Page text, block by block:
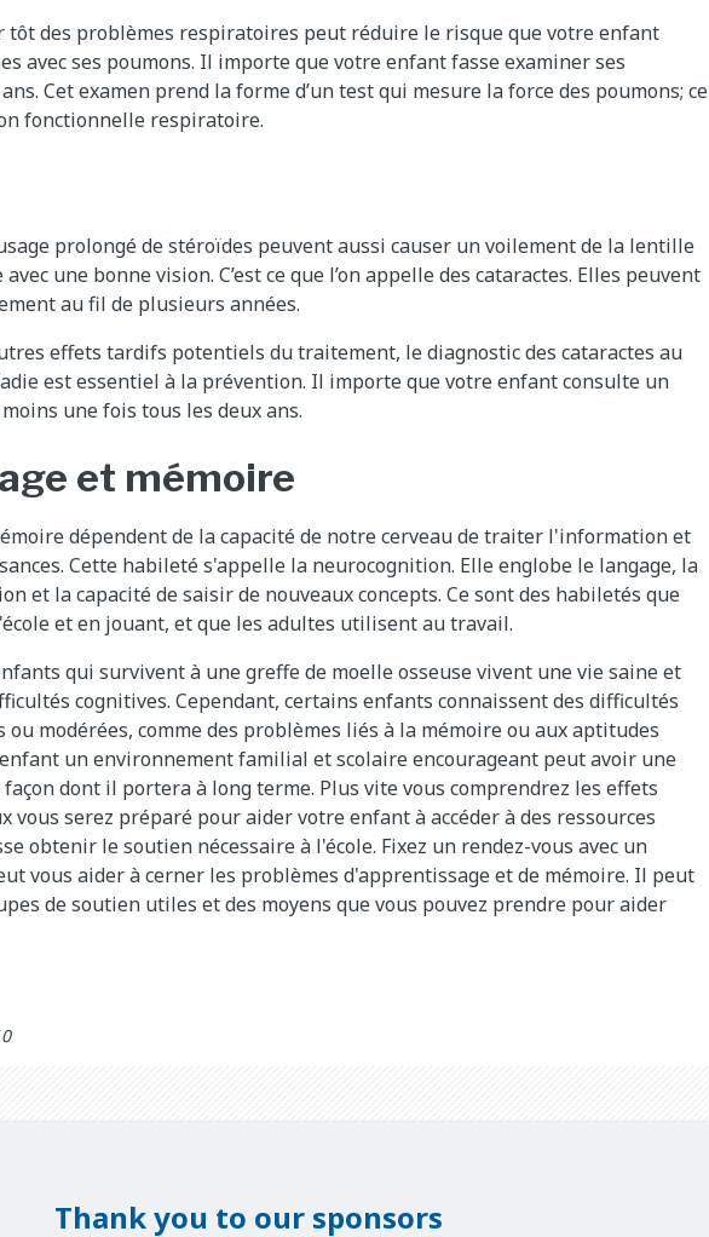
tôt des problèmes respiratoires peut réduire le risque que votre enfant
avec ses poumons. Il importe que votre enfant fasse examiner ses
Cet examen prend la forme d’un test qui mesure la force des poumons; ce
fonctionnelle respiratoire.
prolongé de stéroïdes peuvent aussi causer un voilement de la lentille
une bonne vision. C’est ce que l’on appelle des cataractes. Elles peuvent
au fil de plusieurs années.
effets tardifs potentiels du traitement, le diagnostic des cataractes au
est essentiel à la prévention. Il importe que votre enfant consulte un
une fois tous les deux ans.
et mémoire
dépendent de la capacité de notre cerveau de traiter l'information et
Cette habileté s'appelle la neurocognition. Elle englobe le langage, la
et la capacité de saisir de nouveaux concepts. Ce sont des habiletés que
et en jouant, et que les adultes utilisent au travail.
qui survivent à une greffe de moelle osseuse vivent une vie saine et
cognitives. Cependant, certains enfants connaissent des difficultés
ou modérées, comme des problèmes liés à la mémoire ou aux aptitudes
un environnement familial et scolaire encourageant peut avoir une
dont il portera à long terme. Plus vite vous comprendrez les effets
serez préparé pour aider votre enfant à accéder à des ressources
obtenir le soutien nécessaire à l'école. Fixez un rendez-vous avec un
vous aider à cerner les problèmes d'apprentissage et de mémoire. Il peut
de soutien utiles et des moyens que vous pouvez prendre pour aider
Thank you to our sponsors